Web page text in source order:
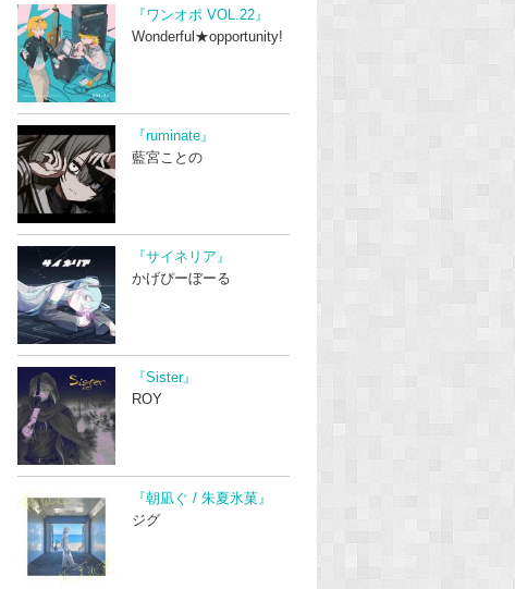
『ワンオポ VOL.22』
Wonderful★opportunity!
『ruminate』
藍宮ことの
『サイネリア』
かげぴーぼーる
『Sister』
ROY
『朝凪ぐ / 朱夏氷菓』
ジグ